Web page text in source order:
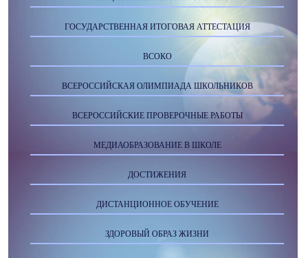
ГОСУДАРСТВЕННАЯ ИТОГОВАЯ АТТЕСТАЦИЯ
ВСОКО
ВСЕРОССИЙСКАЯ ОЛИМПИАДА ШКОЛЬНИКОВ
ВСЕРОССИЙСКИЕ ПРОВЕРОЧНЫЕ РАБОТЫ
МЕДИАОБРАЗОВАНИЕ В ШКОЛЕ
ДОСТИЖЕНИЯ
ДИСТАНЦИОННОЕ ОБУЧЕНИЕ
ЗДОРОВЫЙ ОБРАЗ ЖИЗНИ